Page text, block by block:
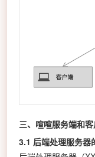
三、喧喧服务端和
3.1 后端处理服务器